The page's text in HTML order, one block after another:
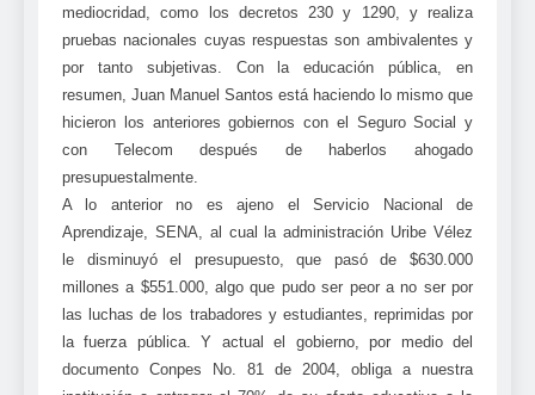
mediocridad, como los decretos 230 y 1290, y realiza
pruebas nacionales cuyas respuestas son ambivalentes y
por tanto subjetivas. Con la educación pública, en
resumen, Juan Manuel Santos está haciendo lo mismo que
hicieron los anteriores gobiernos con el Seguro Social y
con Telecom después de haberlos ahogado
presupuestalmente.
A lo anterior no es ajeno el Servicio Nacional de
Aprendizaje, SENA, al cual la administración Uribe Vélez
le disminuyó el presupuesto, que pasó de $630.000
millones a $551.000, algo que pudo ser peor a no ser por
las luchas de los trabadores y estudiantes, reprimidas por
la fuerza pública. Y actual el gobierno, por medio del
documento Conpes No. 81 de 2004, obliga a nuestra